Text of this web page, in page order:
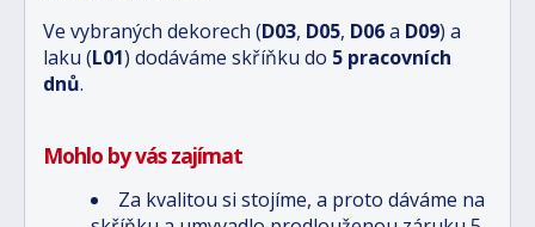
Ve vybraných dekorech (D03, D05, D06a D09) a
laku (L01) dodáváme skříňku do 5 pracovních
dnů.
Mohlo by vás zajímat
Za kvalitou si stojíme, a proto dáváme na